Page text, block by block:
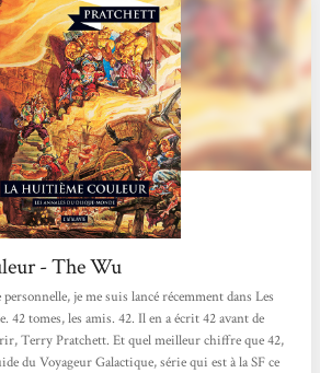
- The Wu
je me suis lancé récemment dans Les
42 tomes, les amis. 42. Il en a écrit 42 avant de
Terry Pratchett. Et quel meilleur chiffre que 42,
du Voyageur Galactique, série qui est à la SF ce